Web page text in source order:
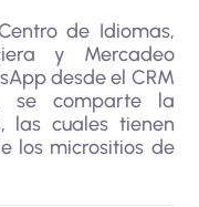
de Idiomas,
y Mercadeo
desde el CRM
se comparte la
las cuales tienen
los micrositios de